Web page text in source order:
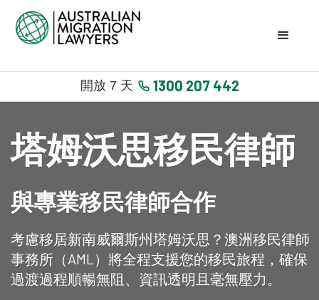
開放 7 天 1300 207 442
塔姆沃思移民律師
與專業移民律師合作
考慮移居新南威爾斯州塔姆沃思？澳洲移民律師
事務所（AML）將全程支援您的移民旅程，確保
過渡過程順暢無阻、資訊透明且毫無壓力。